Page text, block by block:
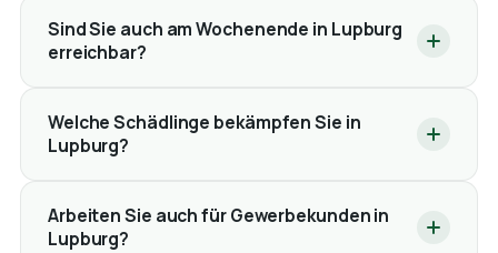
Sind Sie auch am Wochenende in Lupburg
erreichbar?
Welche Schädlinge bekämpfen Sie in
Lupburg?
Arbeiten Sie auch für Gewerbekunden in
Lupburg?